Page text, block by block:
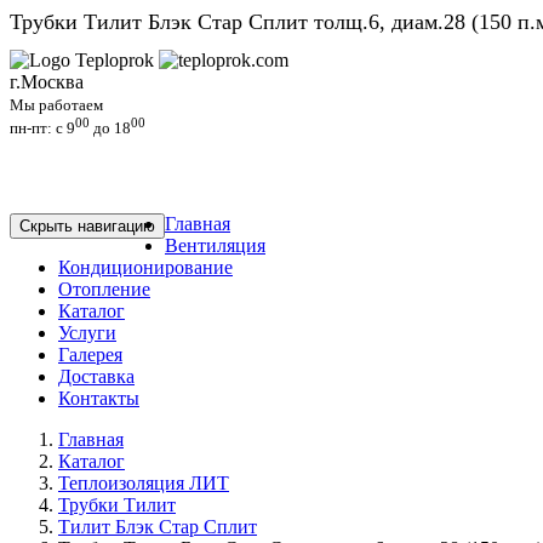
Трубки Тилит Блэк Стар Сплит толщ.6, диам.28 (150
г.Москва
Мы работаем
пн-пт: c 900 до 1800
Скрыть навигацию Главная
Вентиляция
Кондиционирование
Отопление
Каталог
Услуги
Галерея
Доставка
Контакты
Главная
Каталог
Теплоизоляция ЛИТ
Трубки Тилит
Тилит Блэк Стар Сплит